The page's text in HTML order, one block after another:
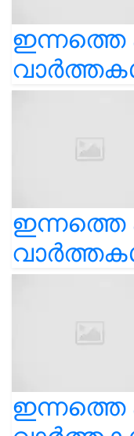
ഇന്നത്തെ
ഇന്നത്തെ
ഇന്നത്തെ